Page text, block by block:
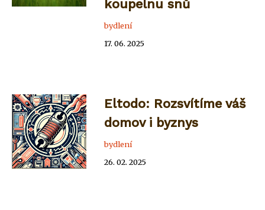
koupelnu snů
bydlení
17. 06. 2025
Eltodo: Rozsvítíme váš
domov i byznys
bydlení
26. 02. 2025